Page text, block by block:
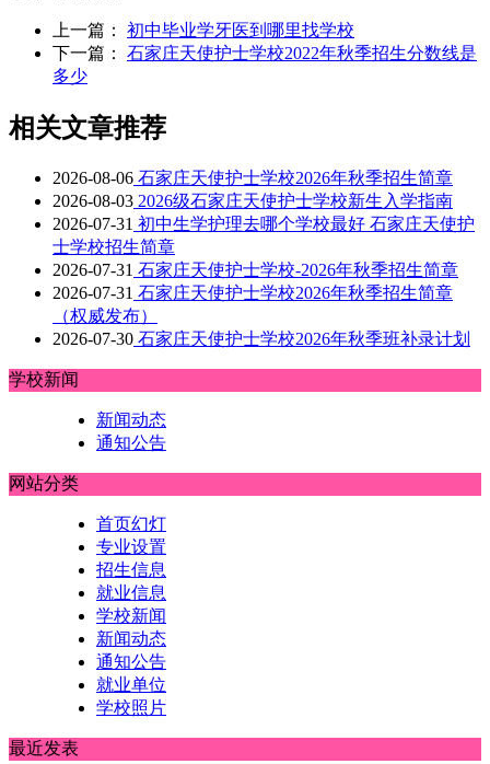
上一篇： 初中毕业学牙医到哪里找学校
下一篇： 石家庄天使护士学校2022年秋季招生分数线是
多少
相关文章推荐
2026-08-06 石家庄天使护士学校2026年秋季招生简章
2026-08-03 2026级石家庄天使护士学校新生入学指南
2026-07-31 初中生学护理去哪个学校最好 石家庄天使护
士学校招生简章
2026-07-31 石家庄天使护士学校-2026年秋季招生简章
2026-07-31 石家庄天使护士学校2026年秋季招生简章
（权威发布）
2026-07-30 石家庄天使护士学校2026年秋季班补录计划
学校新闻
新闻动态
通知公告
网站分类
首页幻灯
专业设置
招生信息
就业信息
学校新闻
新闻动态
通知公告
就业单位
学校照片
最近发表